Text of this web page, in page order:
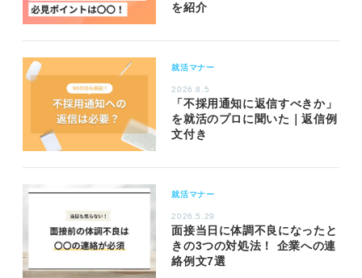
を紹介
就活マナー
2026.8.5
「不採用通知に返信すべきか」
を就活のプロに聞いた｜返信例
文付き
就活マナー
2026.5.29
面接当日に体調不良になったと
きの3つの対処法！ 企業への連
絡例文7選